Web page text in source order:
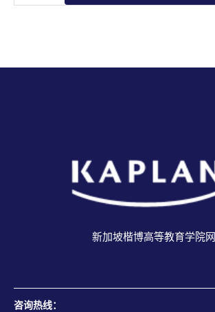
新加坡楷博高等教育学院网
咨询热线：